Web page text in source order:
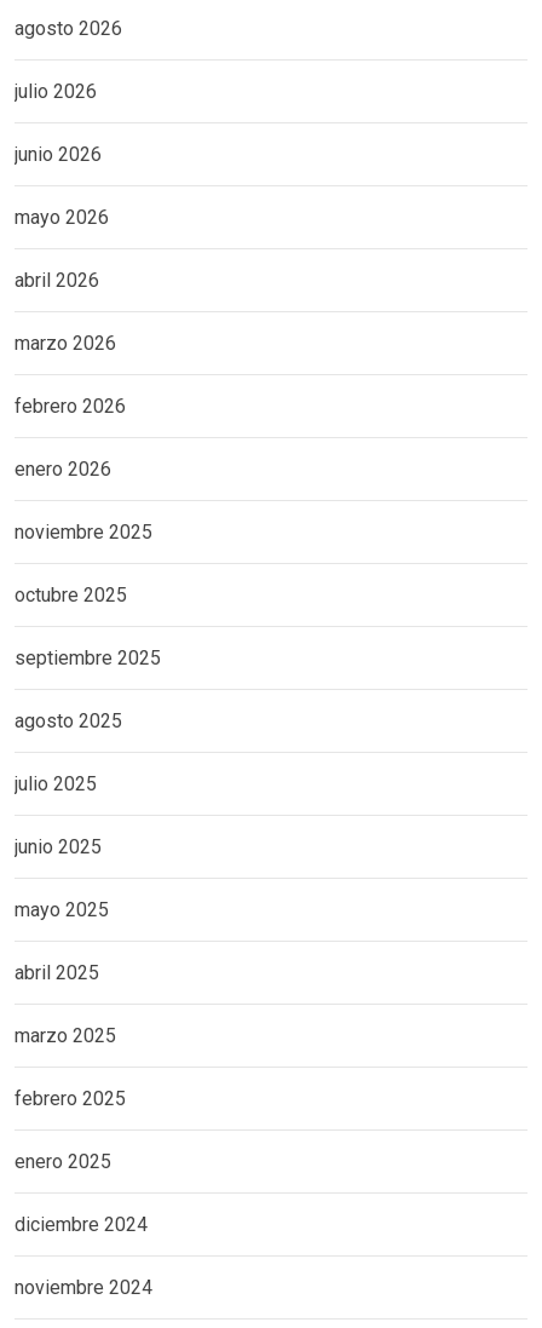
agosto 2026
julio 2026
junio 2026
mayo 2026
abril 2026
marzo 2026
febrero 2026
enero 2026
noviembre 2025
octubre 2025
septiembre 2025
agosto 2025
julio 2025
junio 2025
mayo 2025
abril 2025
marzo 2025
febrero 2025
enero 2025
diciembre 2024
noviembre 2024